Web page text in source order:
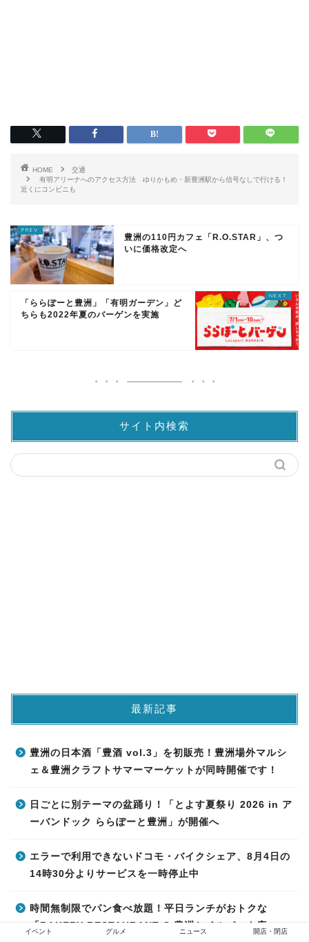
HOME
交通
有明アリーナへのアクセス方法 ゆりかもめ・新豊洲駅から信号なしで行ける！
近くにコンビニも
豊洲の110円カフェ「R.O.STAR」、つ
いに価格改定へ
「ららぽーと豊洲」「有明ガーデン」ど
ちらも2022年夏のバーゲンを実施
サイト内検索
最新記事
豊洲の日本酒「豊酒 vol.3」を初販売！豊洲場外マルシ
ェ＆豊洲クラフトサマーマーケットが同時開催です！
日ごとに別テーマの盆踊り！「とよす夏祭り 2026 in ア
ーバンドック ららぽーと豊洲」が開催へ
エラーで利用できないドコモ・バイクシェア、8月4日の
14時30分よりサービスを一時停止中
時間無制限でパン食べ放題！平日ランチがおトクな
「BAKERY RESTAURANT C 豊洲セイルパーク店」
イベント グルメ ニュース 開店・閉店